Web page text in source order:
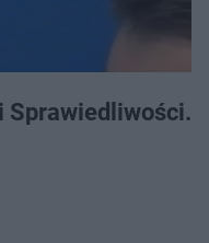
Sprawiedliwości.